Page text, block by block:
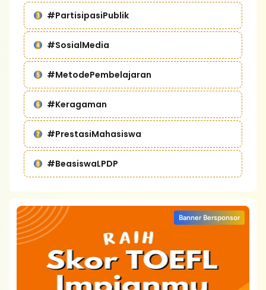
#PartisipasiPublik
#SosialMedia
#MetodePembelajaran
#Keragaman
#PrestasiMahasiswa
#BeasiswaLPDP
Banner Bersponsor